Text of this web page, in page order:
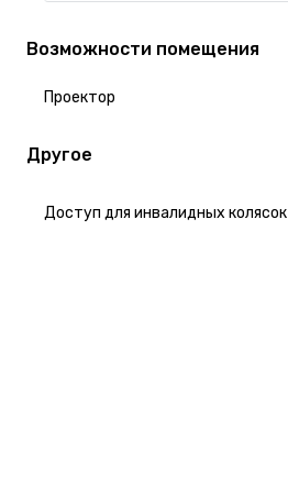
Возможности помещения
Проектор
Другое
Доступ для инвалидных колясок